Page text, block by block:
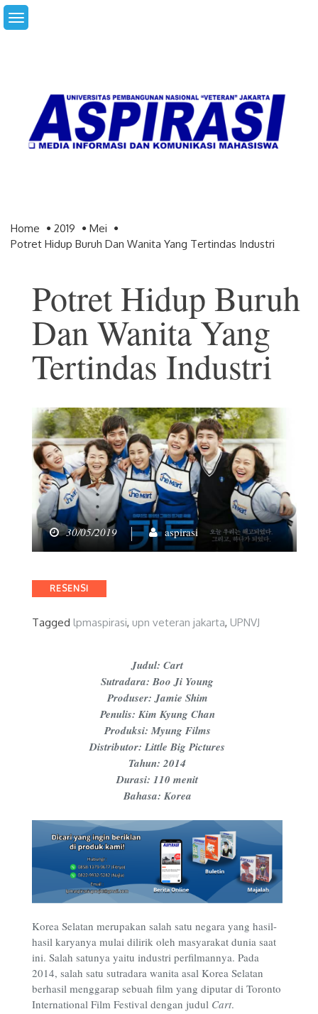
Skip
to
Home 2019
Mei
Potret Hidup Buruh Dan Wanita Yang Tertindas Industri
Potret Hidup Buruh
Dan Wanita Yang
Tertindas Industri
30/05/2019 aspirasi
Categories
RESENSI
Tagged lpmaspirasi, upn veteran jakarta, UPNVJ
Judul: Cart
Sutradara: Boo Ji Young
Produser: Jamie Shim
Penulis: Kim Kyung Chan
Produksi: Myung Films
Distributor: Little Big Pictures
Tahun: 2014
Durasi: 110 menit
Bahasa: Korea
Korea Selatan merupakan salah satu negara yang hasil-
hasil karyanya mulai dilirik oleh masyarakat dunia saat
ini. Salah satunya yaitu industri perfilmannya. Pada
2014, salah satu sutradara wanita asal Korea Selatan
berhasil menggarap sebuah film yang diputar di Toronto
International Film Festival dengan judul Cart.